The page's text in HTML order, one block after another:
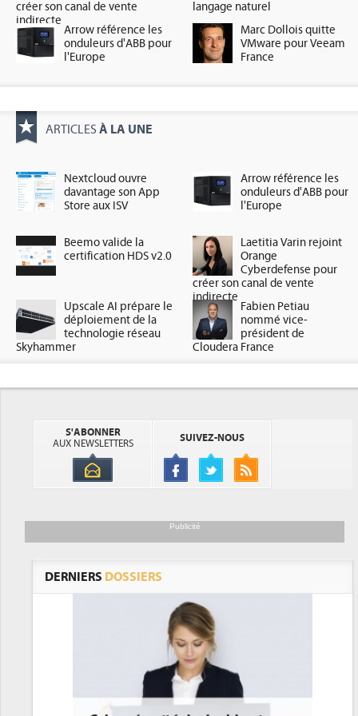
créer son canal de vente
indirecte
langage naturel
Arrow référence les
onduleurs d'ABB pour
l'Europe
Marc Dollois quitte
VMware pour Veeam
France
ARTICLES À LA UNE
Nextcloud ouvre
davantage son App
Store aux ISV
Arrow référence les
onduleurs d'ABB pour
l'Europe
Beemo valide la
certification HDS v2.0
Laetitia Varin rejoint
Orange
Cyberdefense pour
créer son canal de vente
indirecte
Upscale AI prépare le
déploiement de la
technologie réseau
Skyhammer
Fabien Petiau
nommé vice-
président de
Cloudera France
S'ABONNER
AUX NEWSLETTERS
SUIVEZ-NOUS
Publicité
DERNIERS DOSSIERS